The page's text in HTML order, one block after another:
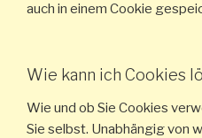
auch in einem Cookie
Wie kann ich Cookies
Wie und ob Sie Cookies
Sie selbst. Unabhängig von